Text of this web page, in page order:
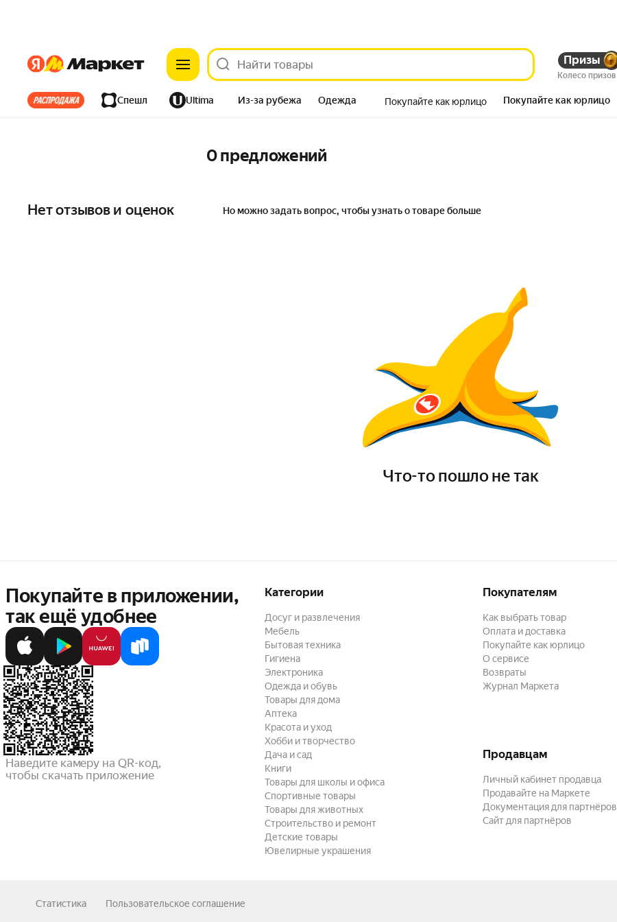
ЯндексЯндекс Призы
Колесо призов
Все хиты Спешл Ultima Из-за рубежа Одежда Покупайте как юрлицо Покупайте как юрлицо
0 предложений
Нет отзывов и оценок Но можно задать вопрос, чтобы узнать о товаре больше
Что-то пошло не так
Покупайте в приложении,
так ещё удобнее
Наведите камеру на QR-код,
чтобы скачать приложение
Категории
Досуг и развлечения
Мебель
Бытовая техника
Гигиена
Электроника
Одежда и обувь
Товары для дома
Аптека
Красота и уход
Хобби и творчество
Дача и сад
Книги
Товары для школы и офиса
Спортивные товары
Товары для животных
Строительство и ремонт
Детские товары
Ювелирные украшения
Покупателям
Как выбрать товар
Оплата и доставка
Покупайте как юрлицо
О сервисе
Возвраты
Журнал Маркета
Продавцам
Личный кабинет продавца
Продавайте на Маркете
Документация для партнёров
Сайт для партнёров
Статистика Пользовательское соглашение